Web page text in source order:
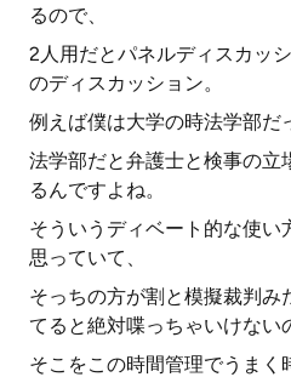
るので、
2人用だとパネルディスカッ
のディスカッション。
例えば僕は大学の時法学部だ
法学部だと弁護士と検事の立
るんですよね。
そういうディベート的な使い
思っていて、
そっちの方が割と模擬裁判み
てると絶対喋っちゃいけない
そこをこの時間管理でうまく